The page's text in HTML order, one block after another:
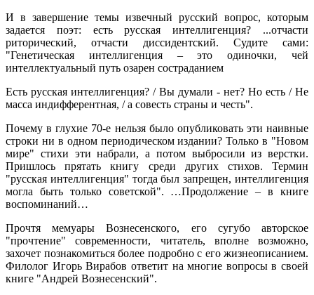
И в завершение темы извечный русский вопрос, которым
задается поэт: есть русская интеллигенция? ...отчасти
риторический, отчасти диссидентский. Судите сами:
"Генетическая интеллигенция – это одиночки, чей
интеллектуальный путь озарен состраданием
Есть русская интеллигенция? / Вы думали - нет? Но есть / Не
масса индифферентная, / а совесть страны и честь".
Почему в глухие 70-е нельзя было опубликовать эти наивные
строки ни в одном периодическом издании? Только в "Новом
мире" стихи эти набрали, а потом выбросили из верстки.
Пришлось прятать книгу среди других стихов. Термин
"русская интеллигенция" тогда был запрещен, интеллигенция
могла быть только советской". …Продолжение – в книге
воспоминаний…
Прочтя мемуары Вознесенского, его сугубо авторское
"прочтение" современности, читатель, вполне возможно,
захочет познакомиться более подробно с его жизнеописанием.
Филолог Игорь Вирабов ответит на многие вопросы в своей
книге "Андрей Вознесенский".